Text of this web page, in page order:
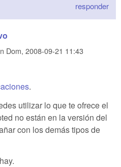
responder
Dom, 2008-09-21 11:43
.
utilizar lo que te ofrece el
no están en la versión del
con los demás tipos de